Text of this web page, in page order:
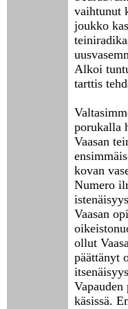
vaihtunut
joukko
Alkoi
tarttis
porukalla
Vaasan
kovan
Numero
Vaasan
ollut
päättänyt
Vapauden
käsissä.